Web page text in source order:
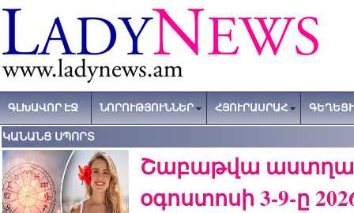
ԳԼԽԱՎՈՐ ԷՋ ՆՈՐՈՒԹՅՈՒՆՆԵՐ ՀՅՈՒՐԱՍՐԱՀ
ԿԱՆԱՆՑ ՍՊՈՐՏ
Շաբաթվա
օգոստոսի 3-9-ը